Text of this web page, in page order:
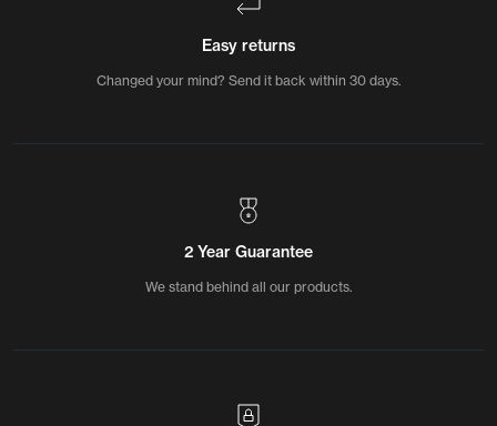
Easy returns
Changed your mind? Send it back within 30 days.
2 Year Guarantee
We stand behind all our products.